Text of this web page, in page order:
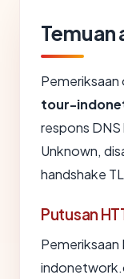
Temuan
tour-
respons DNS
Unknown,
handshake
Putusan